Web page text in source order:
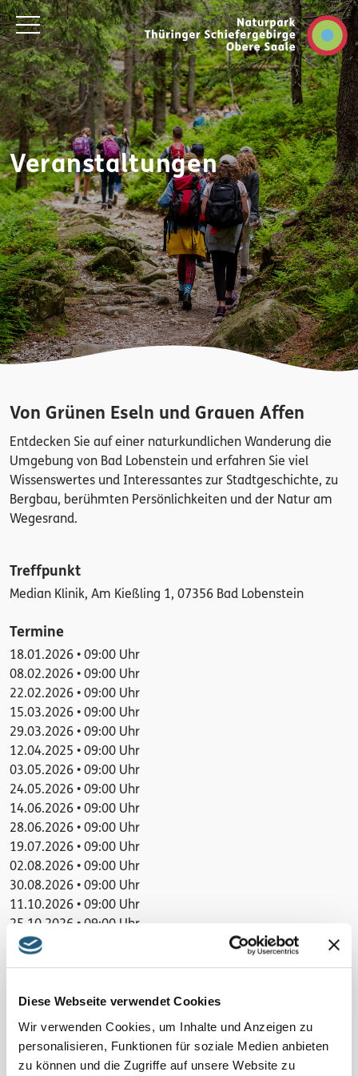
Diese Webseite verwendet Cookies
Wir verwenden Cookies, um Inhalte und Anzeigen zu
personalisieren, Funktionen für soziale Medien anbieten
zu können und die Zugriffe auf unsere Website zu
Veranstaltungen
Von Grünen Eseln und Grauen Affen
Entdecken Sie auf einer naturkundlichen Wanderung die
Umgebung von Bad Lobenstein und erfahren Sie viel
Wissenswertes und Interessantes zur Stadtgeschichte, zu
Bergbau, berühmten Persönlichkeiten und der Natur am
Wegesrand.
Treffpunkt
Median Klinik, Am Kießling 1, 07356 Bad Lobenstein
Termine
18.01.2026 • 09:00 Uhr
08.02.2026 • 09:00 Uhr
22.02.2026 • 09:00 Uhr
15.03.2026 • 09:00 Uhr
29.03.2026 • 09:00 Uhr
12.04.2025 • 09:00 Uhr
03.05.2026 • 09:00 Uhr
24.05.2026 • 09:00 Uhr
14.06.2026 • 09:00 Uhr
28.06.2026 • 09:00 Uhr
19.07.2026 • 09:00 Uhr
02.08.2026 • 09:00 Uhr
30.08.2026 • 09:00 Uhr
11.10.2026 • 09:00 Uhr
25.10.2026 • 09:00 Uhr
15.11.2026 • 09:00 Uhr
Veranstaltung verpasst?
Schauen Sie unter„Naturpark-Erlebnisse und -Angebote“
und vereinbaren Sie Ihr Naturerlebnis für sich und Ihre